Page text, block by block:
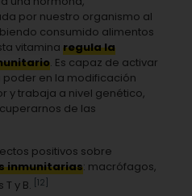
por nuestro organismo al
consumido alimentos
vitamina regula la
. Es capaz de activar
poder en la modificación
y trabaja a nivel genético,
de las
positivos sobre
inmunitarias: macrófagos,
y B. [12]